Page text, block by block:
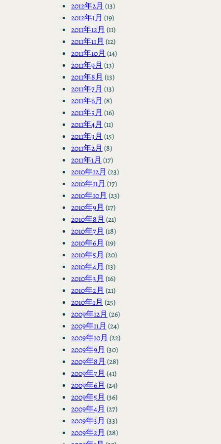
2012年2月 (13)
2012年1月 (19)
2011年12月 (11)
2011年11月 (12)
2011年10月 (14)
2011年9月 (13)
2011年8月 (13)
2011年7月 (13)
2011年6月 (8)
2011年5月 (16)
2011年4月 (11)
2011年3月 (15)
2011年2月 (8)
2011年1月 (17)
2010年12月 (23)
2010年11月 (17)
2010年10月 (23)
2010年9月 (17)
2010年8月 (21)
2010年7月 (18)
2010年6月 (19)
2010年5月 (20)
2010年4月 (13)
2010年3月 (16)
2010年2月 (21)
2010年1月 (25)
2009年12月 (26)
2009年11月 (24)
2009年10月 (22)
2009年9月 (30)
2009年8月 (28)
2009年7月 (41)
2009年6月 (24)
2009年5月 (36)
2009年4月 (27)
2009年3月 (33)
2009年2月 (28)